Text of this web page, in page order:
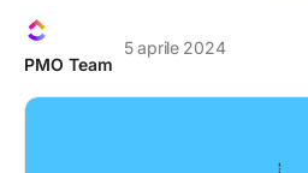
PMO Team
5 aprile 2024